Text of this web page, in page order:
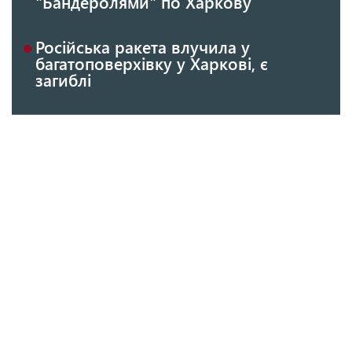
Російська ракета влучила у
багатоповерхівку у Харкові, є
загиблі